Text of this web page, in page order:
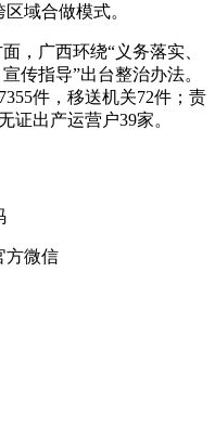
域合做模式。
广西环绕“义务落实、
传指导”出台整治办法。
件，移送机关72件；责
证出产运营户39家。
方微信